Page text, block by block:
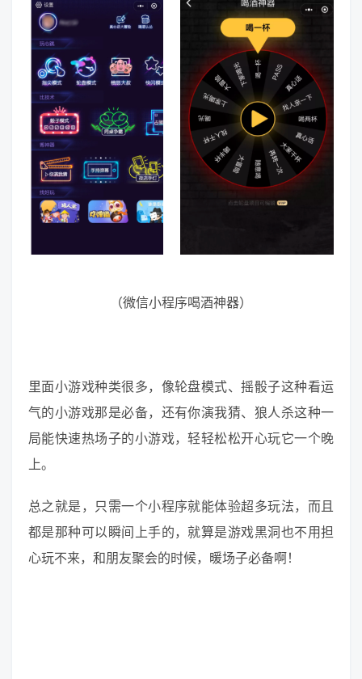
（微信小程序喝酒神器）
里面小游戏种类很多，像轮盘模式、摇骰子这种看运
气的小游戏那是必备，还有你演我猜、狼人杀这种一
局能快速热场子的小游戏，轻轻松松开心玩它一个晚
上。
总之就是，只需一个小程序就能体验超多玩法，而且
都是那种可以瞬间上手的，就算是游戏黑洞也不用担
心玩不来，和朋友聚会的时候，暖场子必备啊！